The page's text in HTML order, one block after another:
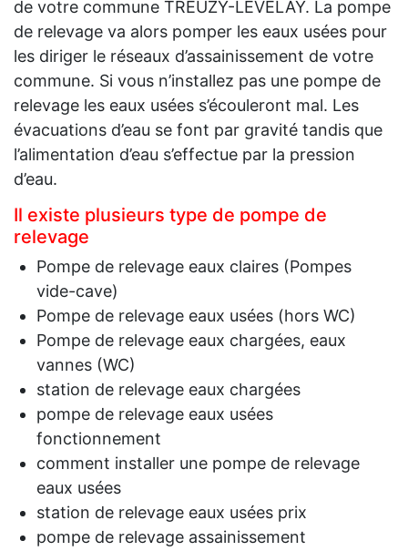
de votre commune TREUZY-LEVELAY. La pompe
de relevage va alors pomper les eaux usées pour
les diriger le réseaux d’assainissement de votre
commune. Si vous n’installez pas une pompe de
relevage les eaux usées s’écouleront mal. Les
évacuations d’eau se font par gravité tandis que
l’alimentation d’eau s’effectue par la pression
d’eau.
Il existe plusieurs type de pompe de
relevage
Pompe de relevage eaux claires (Pompes
vide-cave)
Pompe de relevage eaux usées (hors WC)
Pompe de relevage eaux chargées, eaux
vannes (WC)
station de relevage eaux chargées
pompe de relevage eaux usées
fonctionnement
comment installer une pompe de relevage
eaux usées
station de relevage eaux usées prix
pompe de relevage assainissement